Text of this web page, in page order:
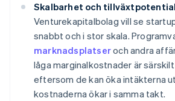
Skalbarhet och
Venturekapitalbolag vill se
snabbt och i stor skala.
marknadsplatseroch andra
låga marginalkostnader är
eftersom de kan öka intäkterna
kostnaderna ökar i samma takt.